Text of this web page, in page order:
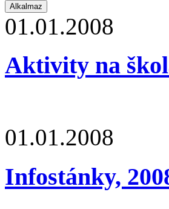
01.01.2008
Aktivity na
01.01.2008
Infostánky,